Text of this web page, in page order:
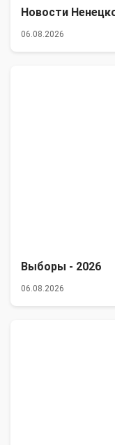
Новости
06.08.2026
Выборы - 2026
06.08.2026